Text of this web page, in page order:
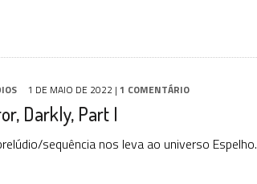
1 DE MAIO DE 2022 | 1 COMENTÁRIO
Darkly, Part I
sequência nos leva ao universo Espelho.